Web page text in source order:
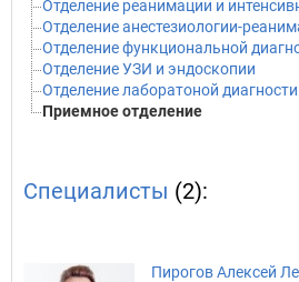
Отделение реанимации и
Отделение анестезиологии-
Отделение функциональной
Отделение УЗИ и эндоскопии
Отделение лаборатоной
Приемное отделение
Специалисты (2):
Пирогов Алексей